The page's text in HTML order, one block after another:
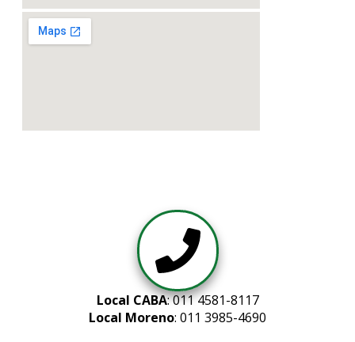
Local CABA: 011 4581-8117
Local Moreno: 011 3985-4690